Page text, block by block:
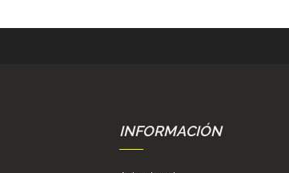
INFORMACIÓN